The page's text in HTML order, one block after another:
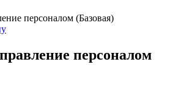
персоналом